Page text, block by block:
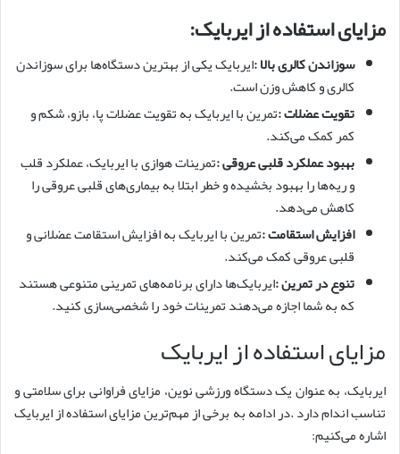
مزایای استفاده از ایربایک:
سوزاندن کالری بالا:ایربایک یکی از بهترین دستگاه‌ها برای سوزاندن
کالری و کاهش وزن است.
تقویت عضلات:تمرین با ایربایک به تقویت عضلات پا، بازو، شکم و
کمر کمک می‌کند.
بهبود عملکرد قلبی عروقی:تمرینات هوازی با ایربایک، عملکرد قلب
و ریه‌ها را بهبود بخشیده و خطر ابتلا به بیماری‌های قلبی عروقی را
کاهش می‌دهد.
افزایش استقامت:تمرین با ایربایک به افزایش استقامت عضلانی و
قلبی عروقی کمک می‌کند.
تنوع در تمرین:ایربایک‌ها دارای برنامه‌های تمرینی متنوعی هستند
که به شما اجازه می‌دهند تمرینات خود را شخصی‌سازی کنید.
مزایای استفاده از ایربایک
ایربایک، به عنوان یک دستگاه ورزشی نوین، مزایای فراوانی برای سلامتی و
تناسب اندام دارد .در ادامه به برخی از مهم‌ترین مزایای استفاده از ایربایک
اشاره می‌کنیم: